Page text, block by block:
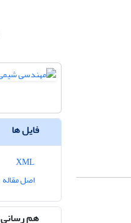
فایل ها
اصل مقاله
هم رسانی